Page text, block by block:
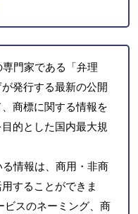
門家である「弁理
発行する最新の公開
商標に関する情報を
的とした国内最大規
情報は、商用・非商
することができま
ビスのネーミング、商